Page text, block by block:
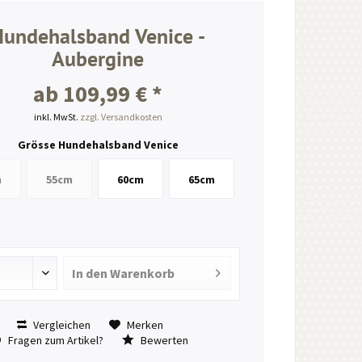
Venice -
Aubergine
ab 109,99 € *
inkl. MwSt. zzgl. Versandkosten
Grösse Hundehalsband Venice
55cm 60cm 65cm
In den Warenkorb
Vergleichen
Merken
Fragen zum Artikel?
Bewerten